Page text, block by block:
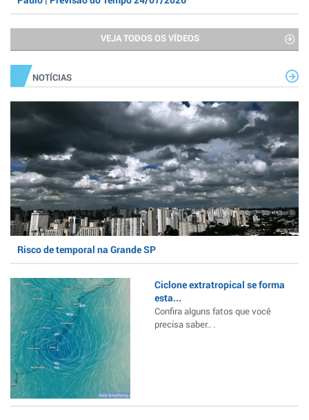
VEJA TODOS OS VÍDEOS
NOTÍCIAS
Risco de temporal na Grande SP
Ciclone extratropical se forma
esta...
Confira alguns fatos que você
precisa saber.. .